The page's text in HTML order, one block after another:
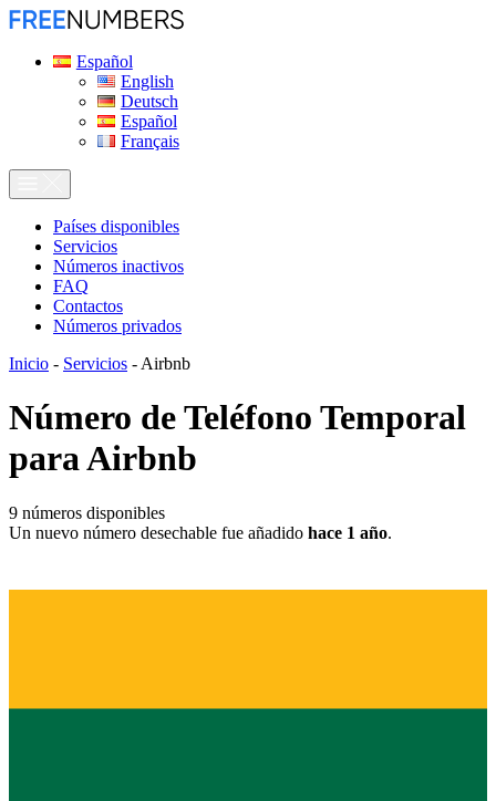
Español
English
Deutsch
Español
Français
Países disponibles
Servicios
Números inactivos
FAQ
Contactos
Números privados
Inicio - Servicios - Airbnb
Número de Teléfono Temporal
paraAirbnb
9 números disponibles
Un nuevo número desechable fue añadido hace 1 año.